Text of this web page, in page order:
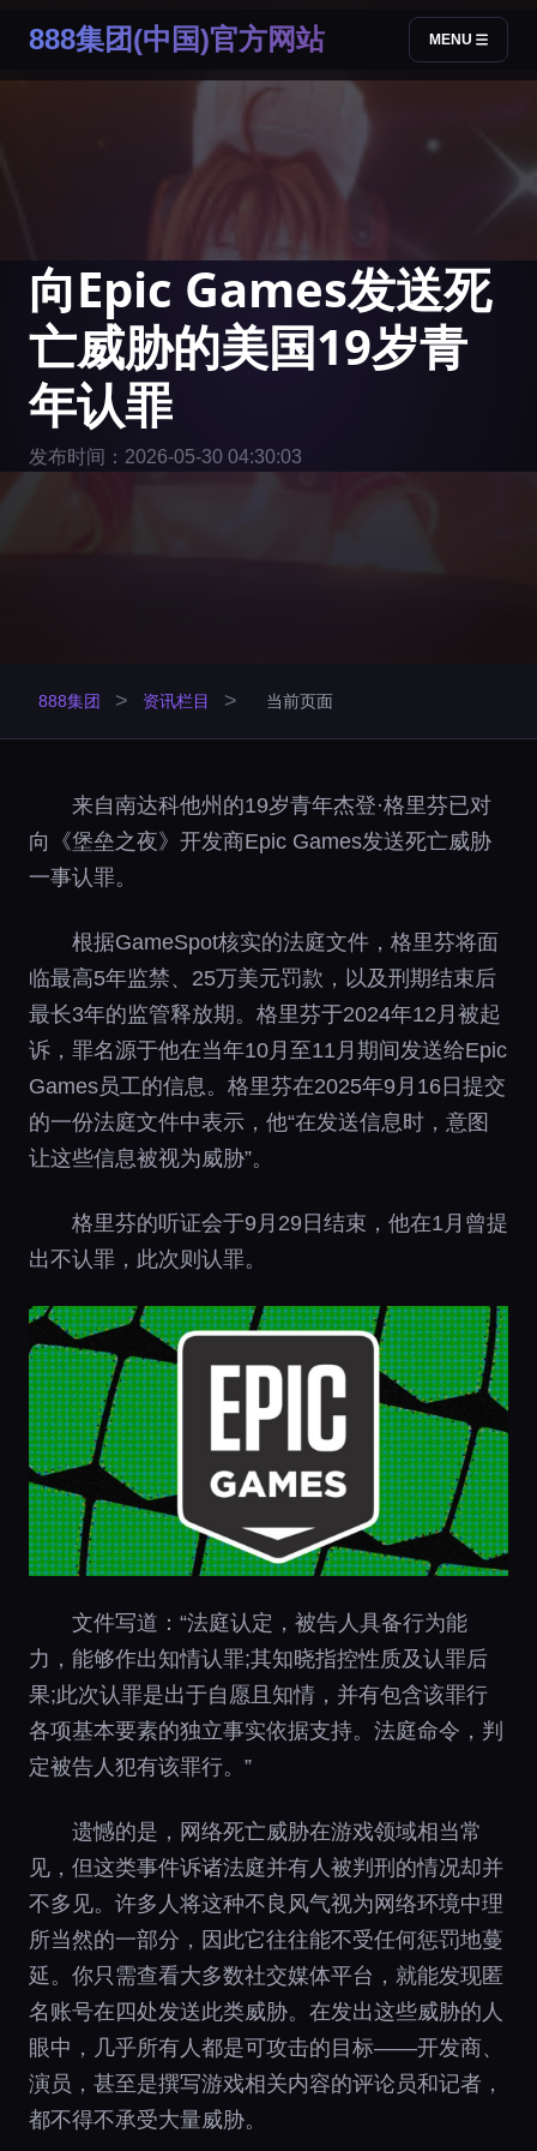
888集团(中国)官方网站 MENU
向Epic Games发送死
亡威胁的美国19岁青
年认罪
发布时间：2026-05-30 04:30:03
888集团 > 资讯栏目 > 当前页面
来自南达科他州的19岁青年杰登·格里芬已对
向《堡垒之夜》开发商Epic Games发送死亡威胁
一事认罪。
根据GameSpot核实的法庭文件，格里芬将面
临最高5年监禁、25万美元罚款，以及刑期结束后
最长3年的监管释放期。格里芬于2024年12月被起
诉，罪名源于他在当年10月至11月期间发送给Epic
Games员工的信息。格里芬在2025年9月16日提交
的一份法庭文件中表示，他“在发送信息时，意图
让这些信息被视为威胁”。
格里芬的听证会于9月29日结束，他在1月曾提
出不认罪，此次则认罪。
文件写道：“法庭认定，被告人具备行为能
力，能够作出知情认罪;其知晓指控性质及认罪后
果;此次认罪是出于自愿且知情，并有包含该罪行
各项基本要素的独立事实依据支持。法庭命令，判
定被告人犯有该罪行。”
遗憾的是，网络死亡威胁在游戏领域相当常
见，但这类事件诉诸法庭并有人被判刑的情况却并
不多见。许多人将这种不良风气视为网络环境中理
所当然的一部分，因此它往往能不受任何惩罚地蔓
延。你只需查看大多数社交媒体平台，就能发现匿
名账号在四处发送此类威胁。在发出这些威胁的人
眼中，几乎所有人都是可攻击的目标——开发商、
演员，甚至是撰写游戏相关内容的评论员和记者，
都不得不承受大量威胁。